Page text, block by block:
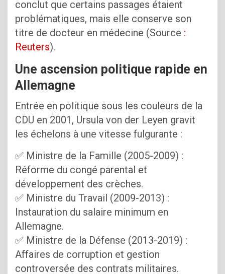
conclut que certains passages étaient
problématiques, mais elle conserve son
titre de docteur en médecine (Source :
Reuters).
Une ascension politique rapide en
Allemagne
Entrée en politique sous les couleurs de la
CDU en 2001, Ursula von der Leyen gravit
les échelons à une vitesse fulgurante :
✅ Ministre de la Famille (2005-2009) :
Réforme du congé parental et
développement des crèches.
✅ Ministre du Travail (2009-2013) :
Instauration du salaire minimum en
Allemagne.
✅ Ministre de la Défense (2013-2019) :
Affaires de corruption et gestion
controversée des contrats militaires.